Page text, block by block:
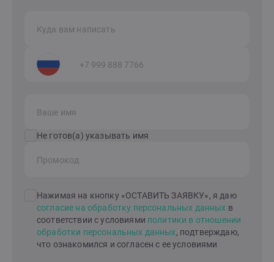
Куда вам написать
Ваше имя
Не готов(а) указывать имя
Промокод
Нажимая на кнопку «ОСТАВИТЬ ЗАЯВКУ», я даю
согласие на обработку персональных данных в
соответствии с условиями политики в отношении
обработки персональных данных, подтверждаю,
что ознакомился и согласен с ее условиями